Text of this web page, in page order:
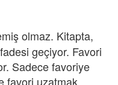
olmaz. Kitapta,
geçiyor. Favori
Sadece favoriye
favori uzatmak